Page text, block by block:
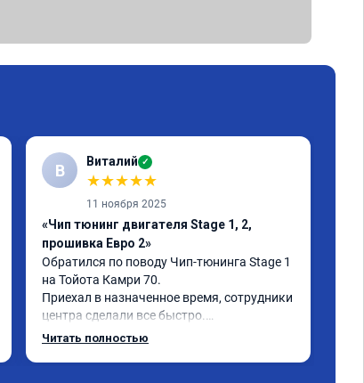
В Виталий ✓
★★★★★
11 ноября 2025
«Чип тюнинг двигателя Stage 1, 2,
прошивка Евро 2»
Обратился по поводу Чип-тюнинга Stage 1
на Тойота Камри 70.
Приехал в назначенное время, сотрудники
центра сделали все быстро.
Авто тестирую, пока всë устраивает.
Читать полностью